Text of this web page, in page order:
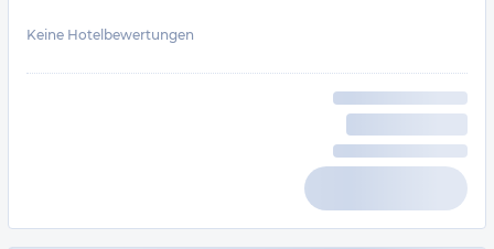
Keine Hotelbewertungen